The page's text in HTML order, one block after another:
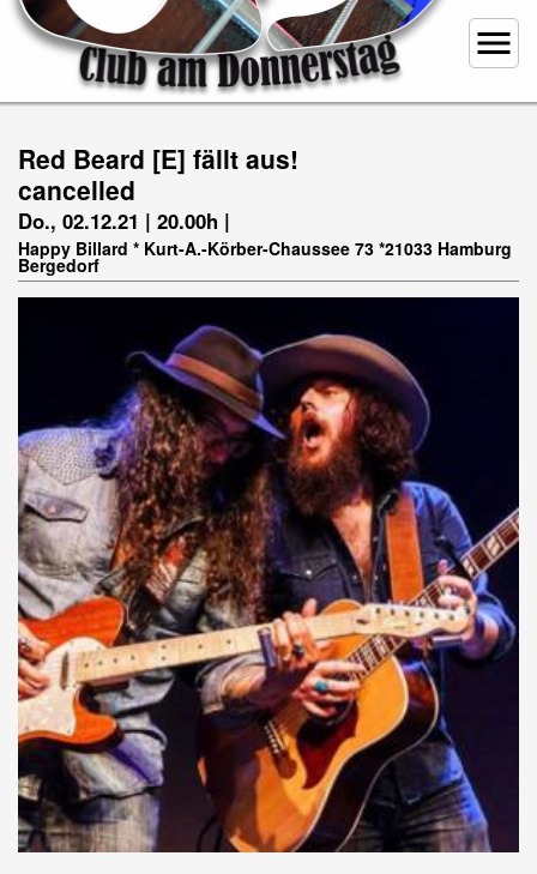
menu
Red Beard [E] fällt aus!
cancelled
Do., 02.12.21 | 20.00h |
Happy Billard * Kurt-A.-Körber-Chaussee 73 *21033 Hamburg
Bergedorf